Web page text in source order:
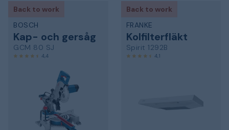
Back to work
BOSCH
Kap- och gersåg
GCM 80 SJ
4,4
Back to work
FRANKE
Kolfilterfläkt
Spirit 1292B
4,1